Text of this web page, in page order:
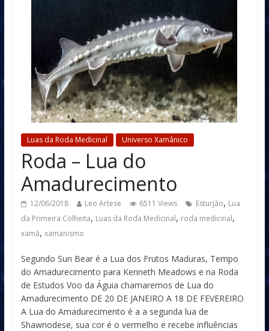
Luas da Roda Medicinal Universo Xamânico
Roda – Lua do
Amadurecimento
12/06/2018 Leo Artese 6511 Views Esturjão, Lua
da Primeira Colheita, Luas da Roda Medicinal, roda medicinal,
xamã, xamanismo
Segundo Sun Bear é a Lua dos Frutos Maduras, Tempo
do Amadurecimento para Kenneth Meadows e na Roda
de Estudos Voo da Águia chamaremos de Lua do
Amadurecimento DE 20 DE JANEIRO A 18 DE FEVEREIRO
A Lua do Amadurecimento é a a segunda lua de
Shawnodese, sua cor é o vermelho e recebe influências